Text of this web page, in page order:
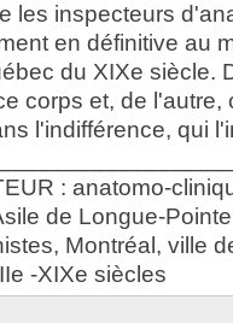
les inspecteurs
en définitive au
du XIXe siècle.
corps et, de l'autre,
l'indifférence, qui
: anatomo-
de Longue-
Montréal, ville
-XIXe siècles